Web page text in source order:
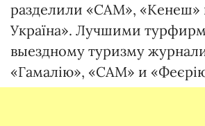
разделили «САМ», «Кенеш»
Україна». Лучшими
выездному туризму
«Гамалію», «САМ» и